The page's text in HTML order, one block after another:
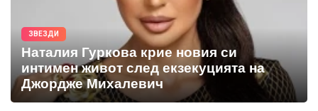
ЗВЕЗДИ
Наталия Гуркова крие новия си
интимен живот след екзекуцията на
Джордже Михалевич